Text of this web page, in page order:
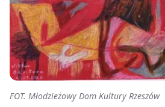
FOT. Młodzieżowy Dom Kultury Rzeszów